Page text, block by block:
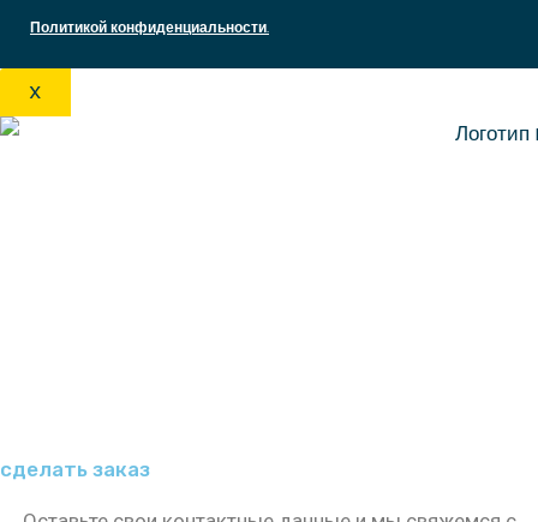
Политикой конфиденциальности.
X
cделать заказ